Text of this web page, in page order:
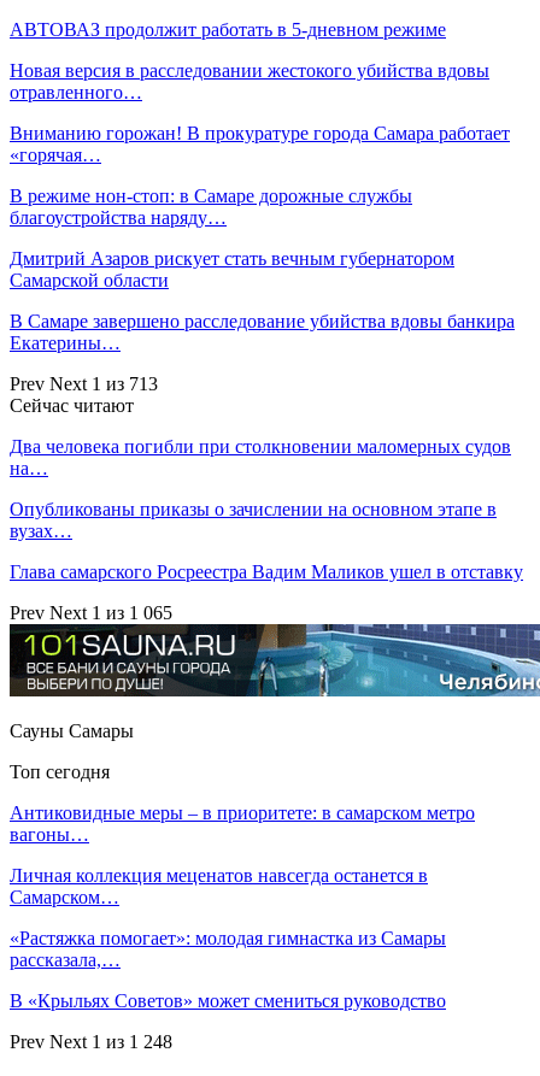
АВТОВАЗ продолжит работать в 5-дневном режиме
Новая версия в расследовании жестокого убийства вдовы
отравленного…
Вниманию горожан! В прокуратуре города Самара работает
«горячая…
В режиме нон-стоп: в Самаре дорожные службы
благоустройства наряду…
Дмитрий Азаров рискует стать вечным губернатором
Самарской области
В Самаре завершено расследование убийства вдовы банкира
Екатерины…
Prev Next 1 из 713
Сейчас читают
Два человека погибли при столкновении маломерных судов
на…
Опубликованы приказы о зачислении на основном этапе в
вузах…
Глава самарского Росреестра Вадим Маликов ушел в отставку
Prev Next 1 из 1 065
Сауны Самары
Топ сегодня
Антиковидные меры – в приоритете: в самарском метро
вагоны…
Личная коллекция меценатов навсегда останется в
Самарском…
«Растяжка помогает»: молодая гимнастка из Самары
рассказала,…
В «Крыльях Советов» может смениться руководство
Prev Next 1 из 1 248